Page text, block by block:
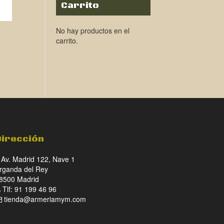
Carrito
No hay productos en el
carrito.
Madrid 122, Nave 1
del Rey
Madrid
Tlf: 91 199 46 96
tienda@armeriamym.com